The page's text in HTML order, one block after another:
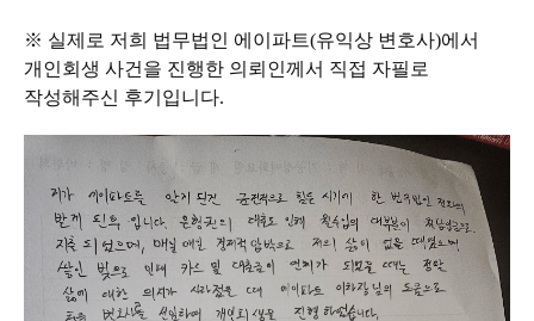
※ 실제로 저희 법무법인 에이파트(유익상 변호사)에서
개인회생 사건을 진행한 의뢰인께서 직접 자필로
작성해주신 후기입니다.